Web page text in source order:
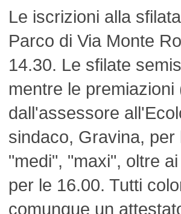
Le iscrizioni alla
Parco di Via Monte
14.30. Le sfilate
mentre le
dall'assessore
sindaco, Gravina,
"medi", "maxi", oltre
per le 16.00. Tutti
comunque un